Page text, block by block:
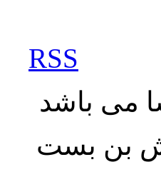
RSS
می باشد
بن بست